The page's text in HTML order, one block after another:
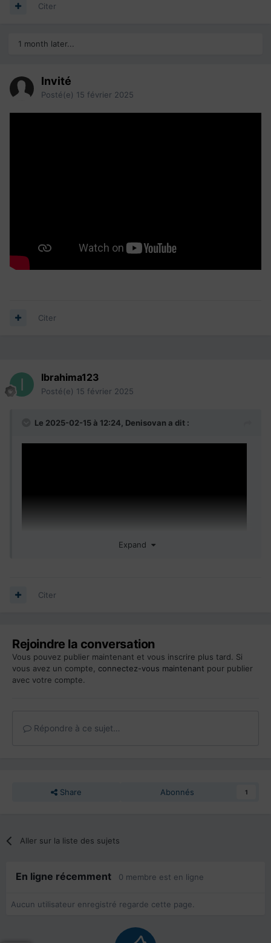
Citer
1 month later...
Invité
Posté(e) 15 février 2025
Citer
Ibrahima123
Posté(e) 15 février 2025
Le 2025-02-15 à 12:24, Denisovan a dit :
Expand
Citer
Rejoindre la conversation
Vous pouvez publier maintenant et vous inscrire plus tard. Si
vous avez un compte, connectez-vous maintenant pour publier
avec votre compte.
Répondre à ce sujet…
Share Abonnés 1
Aller sur la liste des sujets
En ligne récemment 0 membre est en ligne
Aucun utilisateur enregistré regarde cette page.